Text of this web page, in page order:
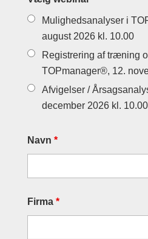
Mulighedsanalyser i
august 2026 kl. 10.00
Registrering af træning
TOPmanager®, 12.
Afvigelser /
december 2026 kl. 10.00
Navn *
Firma *